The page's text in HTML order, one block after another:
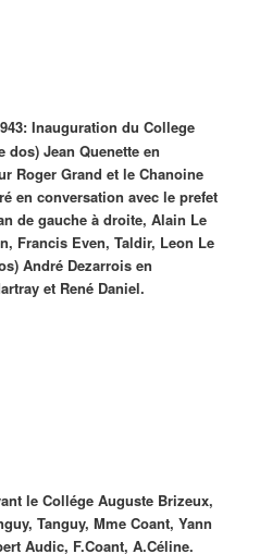
Inauguration du College
Jean Quenette en
Roger Grand et le Chanoine
en conversation avec le prefet
de gauche à droite, Alain Le
Francis Even, Taldir, Leon Le
André Dezarrois en
et René Daniel.
le Collége Auguste Brizeux,
Tanguy, Mme Coant, Yann
Audic, F.Coant, A.Céline.